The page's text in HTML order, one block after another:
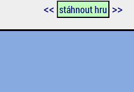
<< stáhnout hru >>